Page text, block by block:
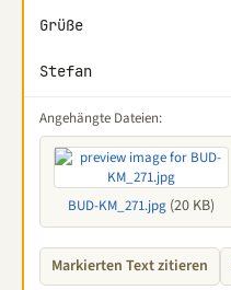
Grüße
Stefan
Angehängte Dateien:
BUD-KM_271.jpg (20 KB)
Markierten Text zitieren